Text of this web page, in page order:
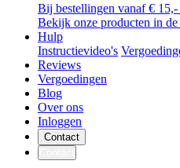
Bij bestellingen vanaf € 15,-
Bekijk onze producten in de
Hulp
Instructievideo's
Reviews
Vergoedingen
Blog
Over ons
Inloggen
Contact